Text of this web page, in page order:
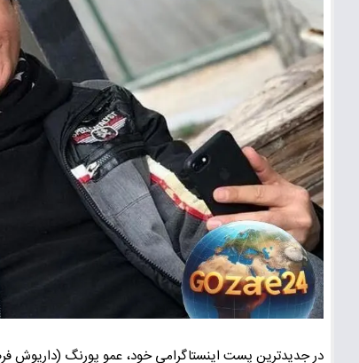
در جدیدترین پست اینستاگرامی خود، عمو پورنگ (داریوش